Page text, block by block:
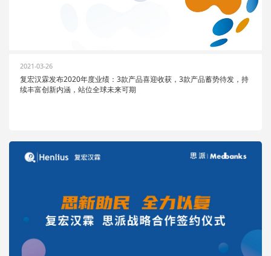
2021-03-26
复宏汉霖发布2020年度业绩：3款产品喜迎收获，3款产品蓄势待发，持
续丰富创新内涵，站位全球未来可期